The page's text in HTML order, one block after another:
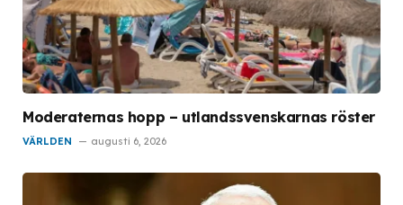
Moderaternas hopp – utlandssvenskarnas röster
VÄRLDEN augusti 6, 2026